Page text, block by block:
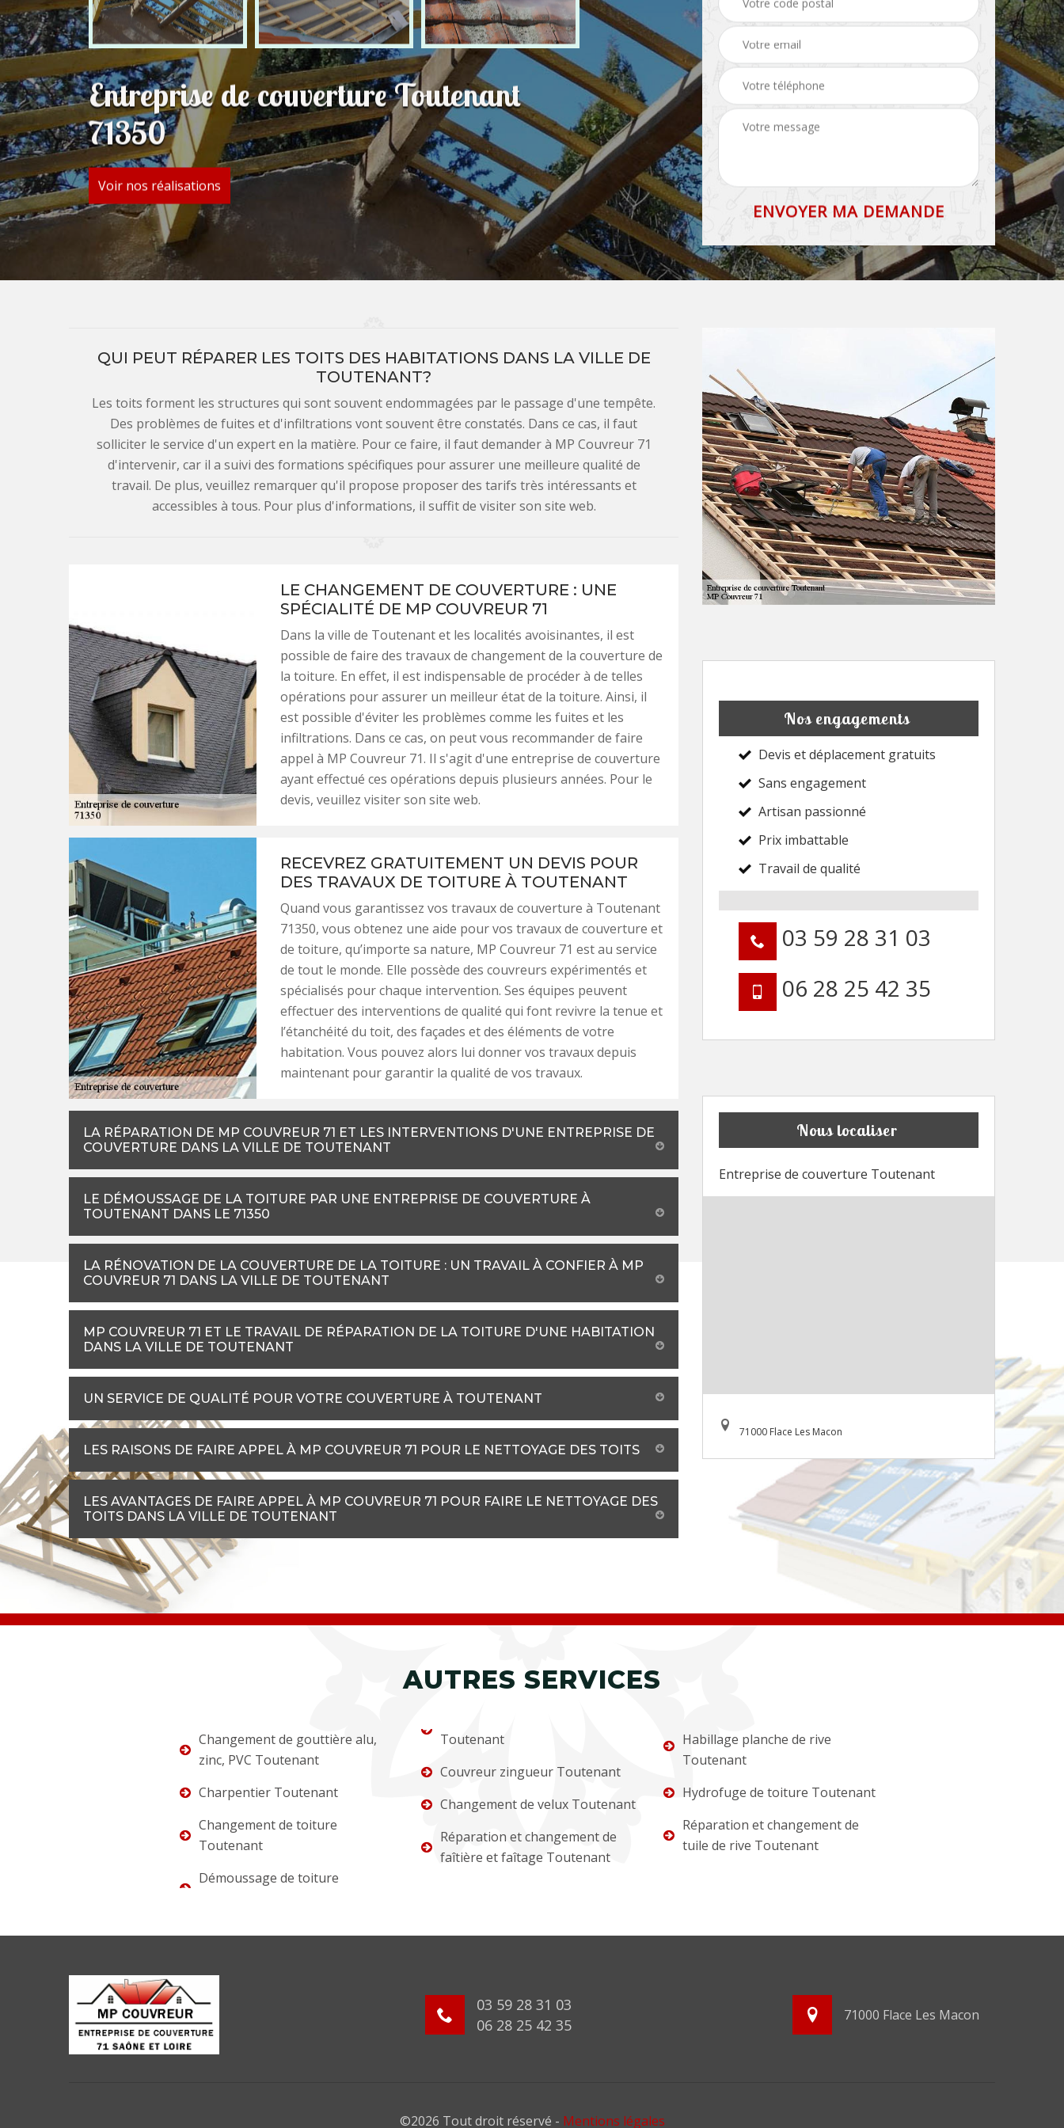
Entreprise de couverture Toutenant
71350
Voir nos réalisations
QUI PEUT RÉPARER LES TOITS DES HABITATIONS DANS LA VILLE DE
TOUTENANT?
Les toits forment les structures qui sont souvent endommagées par le passage d'une tempête.
Des problèmes de fuites et d'infiltrations vont souvent être constatés. Dans ce cas, il faut
solliciter le service d'un expert en la matière. Pour ce faire, il faut demander à MP Couvreur 71
d'intervenir, car il a suivi des formations spécifiques pour assurer une meilleure qualité de
travail. De plus, veuillez remarquer qu'il propose proposer des tarifs très intéressants et
accessibles à tous. Pour plus d'informations, il suffit de visiter son site web.
LE CHANGEMENT DE COUVERTURE : UNE
SPÉCIALITÉ DE MP COUVREUR 71
Dans la ville de Toutenant et les localités avoisinantes, il est
possible de faire des travaux de changement de la couverture de
la toiture. En effet, il est indispensable de procéder à de telles
opérations pour assurer un meilleur état de la toiture. Ainsi, il
est possible d'éviter les problèmes comme les fuites et les
infiltrations. Dans ce cas, on peut vous recommander de faire
appel à MP Couvreur 71. Il s'agit d'une entreprise de couverture
ayant effectué ces opérations depuis plusieurs années. Pour le
devis, veuillez visiter son site web.
RECEVREZ GRATUITEMENT UN DEVIS POUR
DES TRAVAUX DE TOITURE À TOUTENANT
Quand vous garantissez vos travaux de couverture à Toutenant
71350, vous obtenez une aide pour vos travaux de couverture et
de toiture, qu’importe sa nature, MP Couvreur 71 est au service
de tout le monde. Elle possède des couvreurs expérimentés et
spécialisés pour chaque intervention. Ses équipes peuvent
effectuer des interventions de qualité qui font revivre la tenue et
l’étanchéité du toit, des façades et des éléments de votre
habitation. Vous pouvez alors lui donner vos travaux depuis
maintenant pour garantir la qualité de vos travaux.
LA RÉPARATION DE MP COUVREUR 71 ET LES INTERVENTIONS D'UNE ENTREPRISE DE
COUVERTURE DANS LA VILLE DE TOUTENANT
LE DÉMOUSSAGE DE LA TOITURE PAR UNE ENTREPRISE DE COUVERTURE À
TOUTENANT DANS LE 71350
LA RÉNOVATION DE LA COUVERTURE DE LA TOITURE : UN TRAVAIL À CONFIER À MP
COUVREUR 71 DANS LA VILLE DE TOUTENANT
MP COUVREUR 71 ET LE TRAVAIL DE RÉPARATION DE LA TOITURE D'UNE HABITATION
DANS LA VILLE DE TOUTENANT
UN SERVICE DE QUALITÉ POUR VOTRE COUVERTURE À TOUTENANT
LES RAISONS DE FAIRE APPEL À MP COUVREUR 71 POUR LE NETTOYAGE DES TOITS
LES AVANTAGES DE FAIRE APPEL À MP COUVREUR 71 POUR FAIRE LE NETTOYAGE DES
TOITS DANS LA VILLE DE TOUTENANT
Nos engagements
Devis et déplacement gratuits
Sans engagement
Artisan passionné
Prix imbattable
Travail de qualité
03 59 28 31 03
06 28 25 42 35
Nous localiser
Entreprise de couverture Toutenant
71000 Flace Les Macon
AUTRES SERVICES
Changement de gouttière alu,
zinc, PVC Toutenant
Charpentier Toutenant
Changement de toiture
Toutenant
Démoussage de toiture
Toutenant
Couvreur zingueur Toutenant
Changement de velux Toutenant
Réparation et changement de
faîtière et faîtage Toutenant
Habillage planche de rive
Toutenant
Hydrofuge de toiture Toutenant
Réparation et changement de
tuile de rive Toutenant
03 59 28 31 03
06 28 25 42 35
71000 Flace Les Macon
©2026 Tout droit réservé - Mentions légales